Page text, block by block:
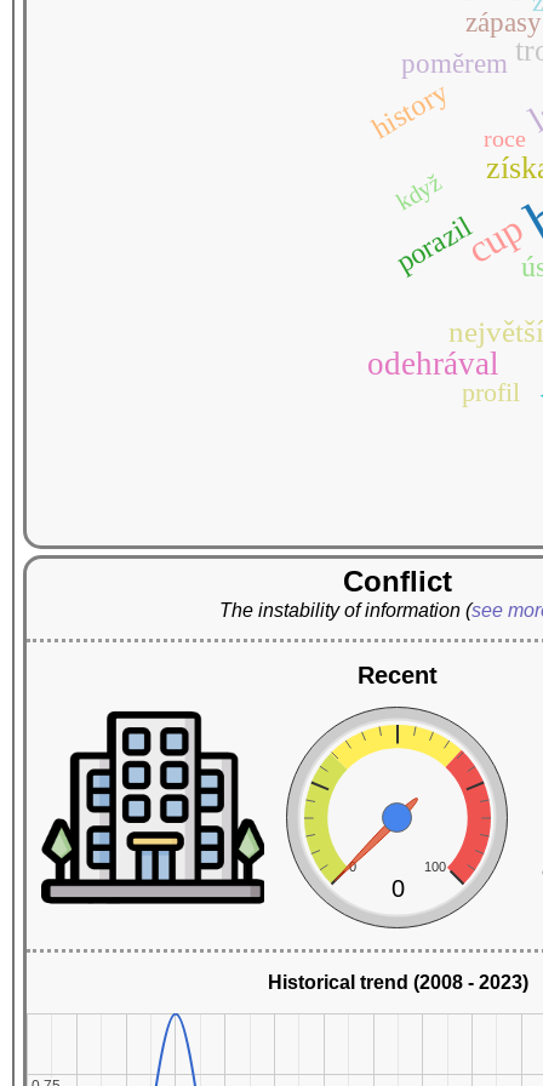
cup
odehrával
history
porazil
poměrem
zápasy
profil
když
roce
Conflict
The instability of information (see
Recent
0 100
0
Historical trend (2008 - 2023)